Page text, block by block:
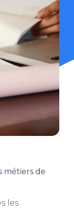
métiers de
les